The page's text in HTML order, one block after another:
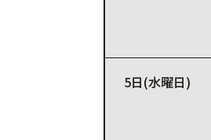
5日(水曜日)